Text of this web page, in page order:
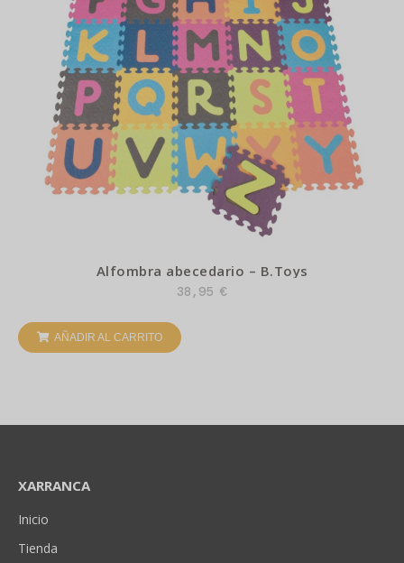
Alfombra abecedario – B.Toys
38,95 €
AÑADIR AL CARRITO
XARRANCA
Inicio
Tienda